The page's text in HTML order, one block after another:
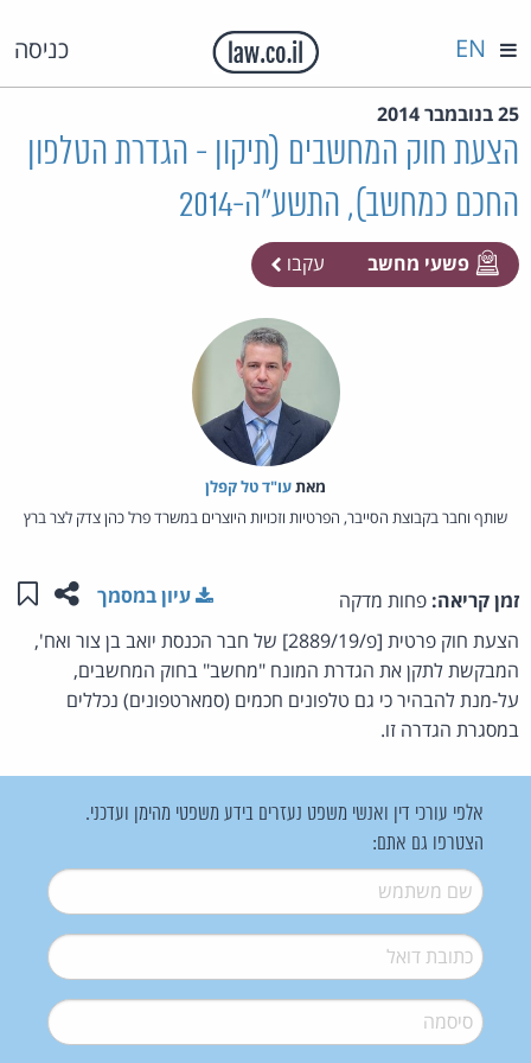
כניסה EN
25 בנובמבר 2014
הצעת חוק המחשבים (תיקון - הגדרת הטלפון
החכם כמחשב), התשע"ה-2014
פשעי מחשב עקבו
מאת‏עו"ד טל קפלן
שותף וחבר בקבוצת הסייבר, הפרטיות וזכויות היוצרים במשרד פרל כהן צדק לצר ברץ
זמן קריאה: פחות מדקה שתפו
עיון במסמך
הצעת חוק פרטית [פ/2889/19] של חבר הכנסת יואב בן צור ואח',
המבקשת לתקן את הגדרת המונח "מחשב" בחוק המחשבים,
על-מנת להבהיר כי גם טלפונים חכמים (סמארטפונים) נכללים
במסגרת הגדרה זו.
אלפי עורכי דין ואנשי משפט נעזרים בידע משפטי מהימן ועדכני.
הצטרפו גם אתם:
שם משתמש*
דואל*
סיסמה*